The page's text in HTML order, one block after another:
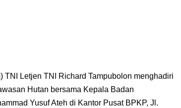
Letjen TNI Richard Tampubolon menghadiri
Hutan bersama Kepala Badan
Yusuf Ateh di Kantor Pusat BPKP, Jl.